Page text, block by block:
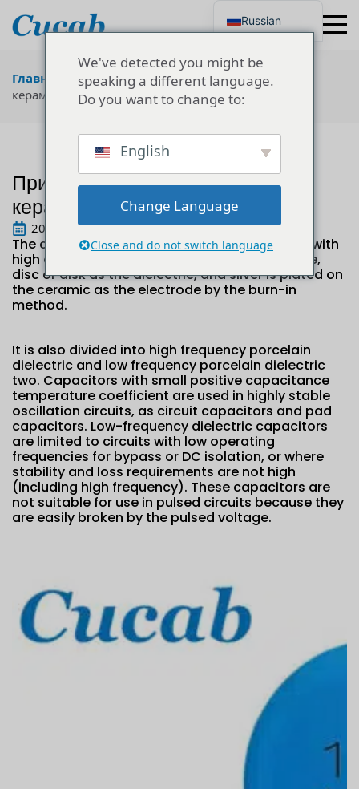
Главная Технология "Принцип производства
керамических конденсаторов
Принцип производства
керамических конденсаторов
20 июля, 2022
The ceramic barium titanate a titanium oxide with
high dielectric constant is extruded into a tube,
disc or disk as the dielectric, and silver is plated on
the ceramic as the electrode by the burn-in
method.
It is also divided into high frequency porcelain
dielectric and low frequency porcelain dielectric
two. Capacitors with small positive capacitance
temperature coefficient are used in highly stable
oscillation circuits, as circuit capacitors and pad
capacitors. Low-frequency dielectric capacitors
are limited to circuits with low operating
frequencies for bypass or DC isolation, or where
stability and loss requirements are not high
(including high frequency). These capacitors are
not suitable for use in pulsed circuits because they
are easily broken by the pulsed voltage.
We've detected you might be
speaking a different language.
Do you want to change to:
English
Change Language
Close and do not switch language
Russian
Japanese
Korean
Portuguese
French
Spanish
Polish
Ukrainian